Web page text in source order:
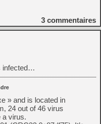
3 commentaires
infected…
» and is located in
24 out of 46 virus
a virus.